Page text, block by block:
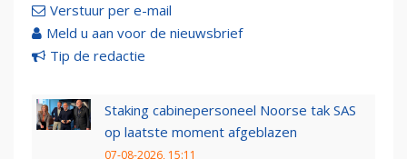
Verstuur per e-mail
Meld u aan voor de nieuwsbrief
Tip de redactie
Staking cabinepersoneel Noorse tak SAS
op laatste moment afgeblazen
07-08-2026, 15:11